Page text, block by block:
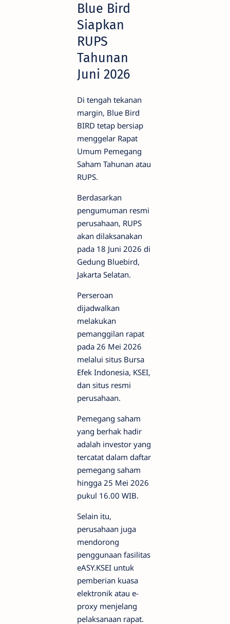
Blue Bird
Siapkan
RUPS
Tahunan
Juni 2026
Di tengah tekanan
margin, Blue Bird
BIRD tetap bersiap
menggelar Rapat
Umum Pemegang
Saham Tahunan atau
RUPS.
Berdasarkan
pengumuman resmi
perusahaan, RUPS
akan dilaksanakan
pada 18 Juni 2026 di
Gedung Bluebird,
Jakarta Selatan.
Perseroan
dijadwalkan
melakukan
pemanggilan rapat
pada 26 Mei 2026
melalui situs Bursa
Efek Indonesia, KSEI,
dan situs resmi
perusahaan.
Pemegang saham
yang berhak hadir
adalah investor yang
tercatat dalam daftar
pemegang saham
hingga 25 Mei 2026
pukul 16.00 WIB.
Selain itu,
perusahaan juga
mendorong
penggunaan fasilitas
eASY.KSEI untuk
pemberian kuasa
elektronik atau e-
proxy menjelang
pelaksanaan rapat.